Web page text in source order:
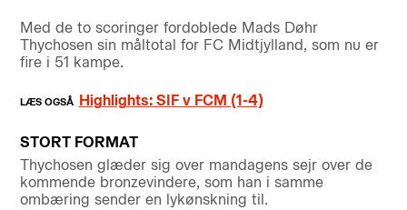
Med de to scoringer fordoblede Mads Døhr
Thychosen sin måltotal for FC Midtjylland, som nu er
fire i 51 kampe.
Highlights: SIF v FCM (1-4)
STORT FORMAT
Thychosen glæder sig over mandagens sejr over de
kommende bronzevindere, som han i samme
ombæring sender en lykønskning til.